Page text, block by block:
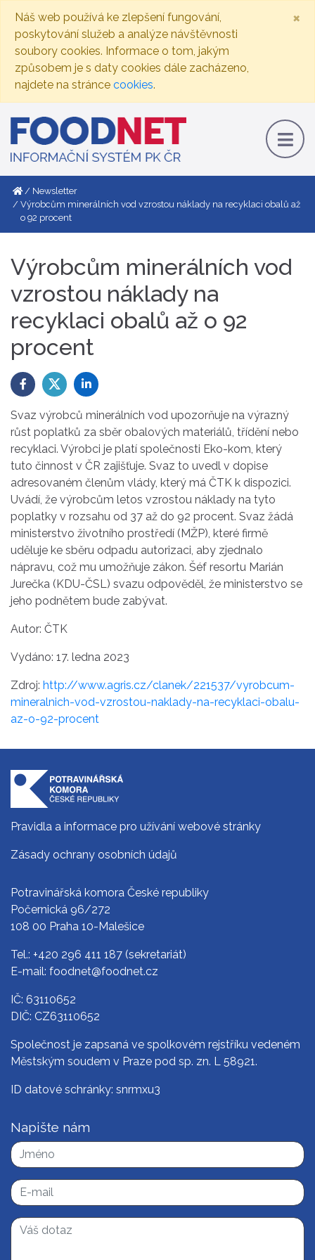
Náš web používá ke zlepšení fungování,
poskytování služeb a analýze návštěvnosti
soubory cookies. Informace o tom, jakým
způsobem je s daty cookies dále zacházeno,
najdete na stránce cookies.
×
Newsletter
Výrobcům minerálních vod vzrostou náklady na recyklaci obalů až
o 92 procent
Výrobcům minerálních vod
vzrostou náklady na
recyklaci obalů až o 92
procent
Svaz výrobců minerálních vod upozorňuje na výrazný
růst poplatků za sběr obalových materiálů, třídění nebo
recyklaci. Výrobci je platí společnosti Eko-kom, který
tuto činnost v ČR zajišťuje. Svaz to uvedl v dopise
adresovaném členům vlády, který má ČTK k dispozici.
Uvádí, že výrobcům letos vzrostou náklady na tyto
poplatky v rozsahu od 37 až do 92 procent. Svaz žádá
ministerstvo životního prostředí (MŽP), které firmě
uděluje ke sběru odpadu autorizaci, aby zjednalo
nápravu, což mu umožňuje zákon. Šéf resortu Marián
Jurečka (KDU-ČSL) svazu odpověděl, že ministerstvo se
jeho podnětem bude zabývat.
Autor: ČTK
Vydáno: 17. ledna 2023
Zdroj: http://www.agris.cz/clanek/221537/vyrobcum-
mineralnich-vod-vzrostou-naklady-na-recyklaci-obalu-
az-o-92-procent
Pravidla a informace pro užívání webové stránky
Zásady ochrany osobních údajů
Potravinářská komora České republiky
Počernická 96/272
108 00 Praha 10-Malešice
Tel.: +420 296 411 187 (sekretariát)
E-mail: foodnet@foodnet.cz
IČ: 63110652
DIČ: CZ63110652
Společnost je zapsaná ve spolkovém rejstříku vedeném
Městským soudem v Praze pod sp. zn. L 58921.
ID datové schránky: snrmxu3
Napište nám